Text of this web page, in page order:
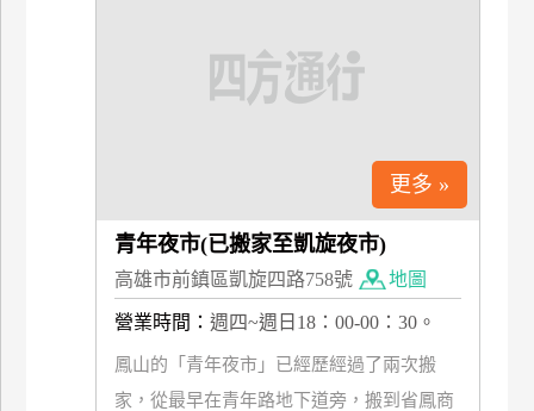
更多 »
青年夜市(已搬家至凱旋夜市)
高雄市前鎮區凱旋四路758號 地圖
營業時間： 週四~週日18：00-00：30。
鳳山的「青年夜市」已經歷經過了兩次搬
家，從最早在青年路地下道旁，搬到省鳳商